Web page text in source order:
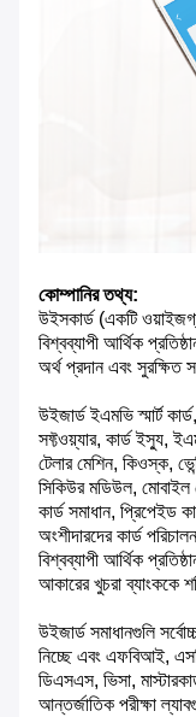
কোম্পানির তথ্য:
উইসকার্ড (একটি
বিশ্বব্যাপী আর্থিক
অর্থ প্রদান এবং সুরক্ষিত
উইজার্ড ইএমভি স্মার্ট
সফ্টওয়্যার, কার্ড ইস্যু,
টেলার মেশিন, কিওস্ক,
সিকিউর মডিউল, মোবাইল
কার্ড সমাধান, প্রিপেইড
অংশীদারদের কার্ড
বিশ্বব্যাপী আর্থিক
আকারের খুচরা ব্যাংককে
উইজার্ড সমাধানগুলি
নিচ্ছে এবং এফবিআই,
ডিএসএস, ভিসা,
আন্তর্জাতিক পরীক্ষা